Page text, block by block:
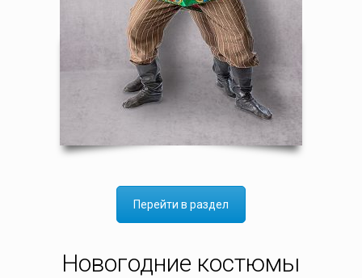
Перейти в раздел
Новогодние костюмы